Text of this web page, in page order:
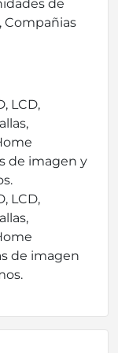
de
Compañias
LCD,
de imagen y
LCD,
de imagen